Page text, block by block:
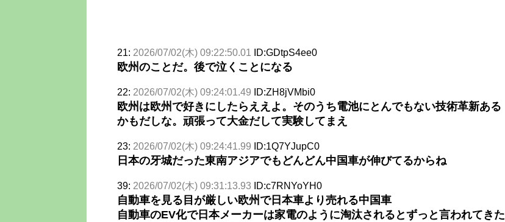
21: 2026/07/02(木) 09:22:50.01 ID:GDtpS4ee0
欧州のことだ。後で泣くことになる
22: 2026/07/02(木) 09:24:01.49 ID:ZH8jVMbi0
欧州は欧州で好きにしたらええよ。そのうち電池にとんでもない技術革新ある
かもだしな。頑張って大金だして実験してまえ
23: 2026/07/02(木) 09:24:41.99 ID:1Q7YJupC0
日本の牙城だった東南アジアでもどんどん中国車が伸びてるからね
39: 2026/07/02(木) 09:31:13.93 ID:c7RNYoYH0
自動車を見る目が厳しい欧州で日本車より売れる中国車
自動車のEV化で日本メーカーは家電のように淘汰されるとずっと言われてきた